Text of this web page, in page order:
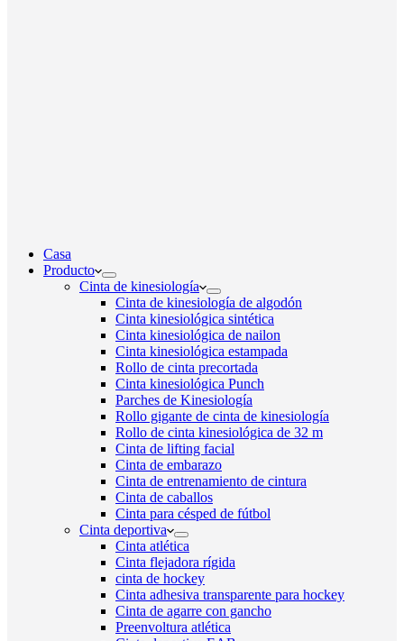
Casa
Producto
Cinta de kinesiología
Cinta de kinesiología de algodón
Cinta kinesiológica sintética
Cinta kinesiológica de nailon
Cinta kinesiológica estampada
Rollo de cinta precortada
Cinta kinesiológica Punch
Parches de Kinesiología
Rollo gigante de cinta de kinesiología
Rollo de cinta kinesiológica de 32 m
Cinta de lifting facial
Cinta de embarazo
Cinta de entrenamiento de cintura
Cinta de caballos
Cinta para césped de fútbol
Cinta deportiva
Cinta atlética
Cinta flejadora rígida
cinta de hockey
Cinta adhesiva transparente para hockey
Cinta de agarre con gancho
Preenvoltura atlética